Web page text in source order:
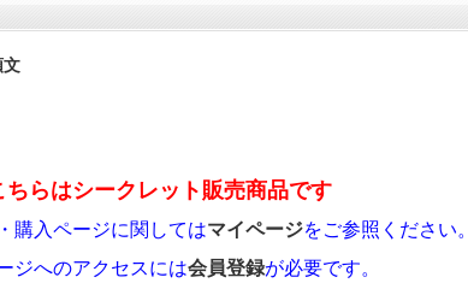
文
ちらはシークレット販売商品です
購入ページに関してはマイページをご参照ください。
ジへのアクセスには会員登録が必要です。